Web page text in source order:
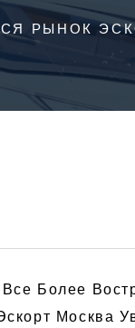
РЫНОК
Более
Москва